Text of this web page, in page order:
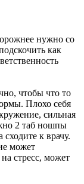
нужно со
как
чтобы что то
Плохо себя
сильная
2 таб ношпы
к врачу.
может
стресс, может